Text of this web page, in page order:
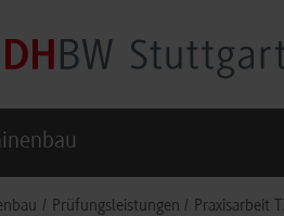
Prüfungsleistungen Praxisarbeit